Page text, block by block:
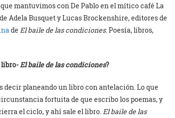
mantuvimos con De Pablo en el mítico café La
Adela Busquet y Lucas Brockenshire, editores de
de El baile de las condiciones. Poesía, libros,
libro-El baile de las condiciones?
decir planeando un libro con antelación. Lo que
fortuita de que escribo los poemas, y
el ciclo, y ahí sale el libro. El baile de las